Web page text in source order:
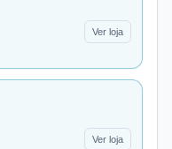
Ver loja
Ver loja